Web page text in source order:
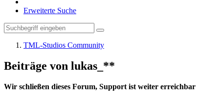
Erweiterte Suche
TML-Studios Community
Beiträge von lukas_**
Wir schließen dieses Forum, Support ist weiter erreichbar